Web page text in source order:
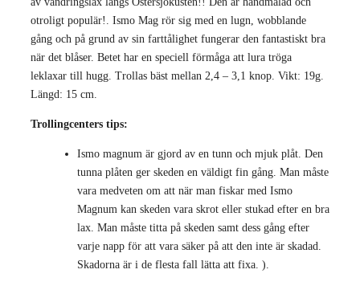
otroligt populär!. Ismo Mag rör sig med en lugn, wobblande
gång och på grund av sin farttålighet fungerar den fantastiskt bra
när det blåser. Betet har en speciell förmåga att lura tröga
leklaxar till hugg. Trollas bäst mellan 2,4 – 3,1 knop. Vikt: 19g.
Längd: 15 cm.
Trollingcenters tips:
Ismo magnum är gjord av en tunn och mjuk plåt. Den
tunna plåten ger skeden en väldigt fin gång. Man måste
vara medveten om att när man fiskar med Ismo
Magnum kan skeden vara skrot eller stukad efter en bra
lax. Man måste titta på skeden samt dess gång efter
varje napp för att vara säker på att den inte är skadad.
Skadorna är i de flesta fall lätta att fixa. ).